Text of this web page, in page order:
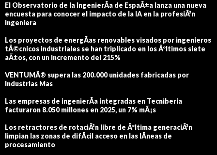
El Observatorio de la IngenierÃ­a de EspaÃ±a lanza una nueva
encuesta para conocer el impacto de la IA en la profesiÃ³n
ingeniera
Los proyectos de energÃ­as renovables visados por ingenieros
tÃ©cnicos industriales se han triplicado en los Ãºltimos siete
aÃ±os, con un incremento del 215%
VENTUMÂ® supera las 200.000 unidades fabricadas por
Industrias Mas
Las empresas de ingenierÃ­a integradas en Tecniberia
facturaron 8.050 millones en 2025, un 7% mÃ¡s
Los retractores de rotaciÃ³n libre de Ãºltima generaciÃ³n
limpian las zonas de difÃ­cil acceso en las lÃ­neas de
procesamiento